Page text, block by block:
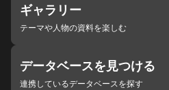
ギャラリー
テーマや人物の資料を楽しむ
データベースを見つける
連携しているデータベースを探す